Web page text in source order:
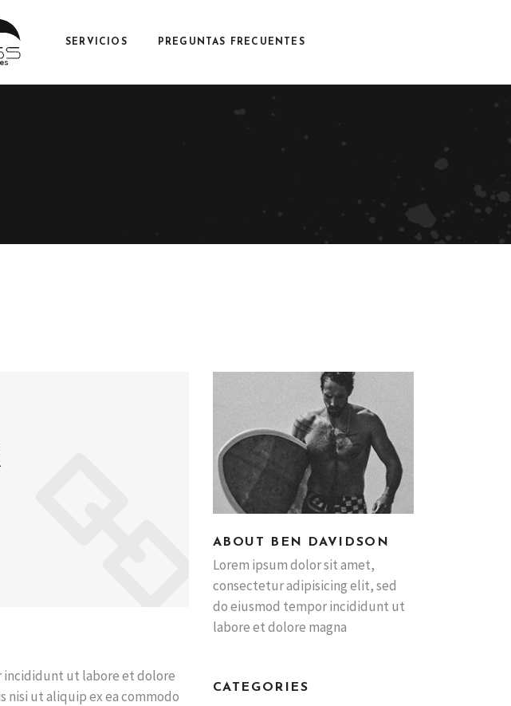
SERVICIOS PREGUNTAS FRECUENTES
incididunt ut labore et dolore
nisi ut aliquip ex ea commodo
ABOUT BEN DAVIDSON
Lorem ipsum dolor sit amet,
consectetur adipisicing elit, sed
do eiusmod tempor incididunt ut
labore et dolore magna
CATEGORIES